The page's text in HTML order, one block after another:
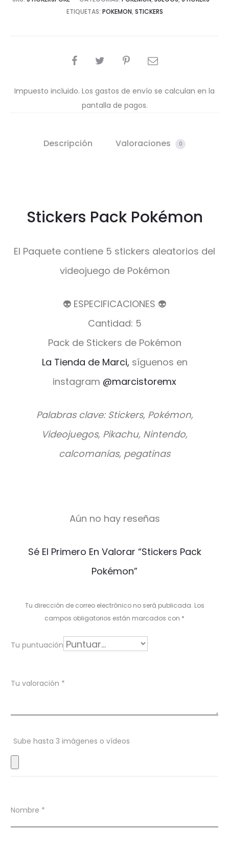
ETIQUETAS: POKEMON, STICKERS
COMPARTIR
Impuesto incluido. Los gastos de envío se calculan en la
pantalla de pagos.
Descripción Valoraciones 0
Stickers Pack Pokémon
El Paquete contiene 5 stickers aleatorios del
videojuego de Pokémon
👽 ESPECIFICACIONES 👽
Cantidad: 5
Pack de Stickers de Pokémon
La Tienda de Marci, síguenos en
instagram @marcistoremx
Palabras clave: Stickers, Pokémon,
Videojuegos, Pikachu, Nintendo,
calcomanías, pegatinas
c
o
n
s
Aún no hay reseñas
Sé El Primero En Valorar “Stickers Pack
Pokémon”
Tu dirección de correo electrónico no será publicada. Los
campos obligatorios están marcados con *
Tu puntuación
Tu valoración *
Sube hasta 3 imágenes o vídeos
Nombre *